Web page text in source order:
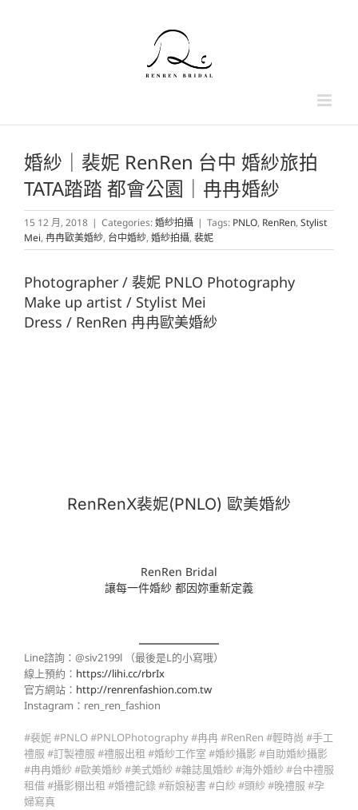
婚紗｜裴妮 RenRen 台中 婚紗旅拍
TATA踏踏 都會公園｜冉冉婚紗
15 12 月, 2018 | Categories:婚紗拍攝 | Tags: PNLO, RenRen, Stylist
Mei, 冉冉歐美婚紗, 台中婚紗, 婚紗拍攝, 裴妮
Photographer / 裴妮 PNLO Photography​
Make up artist / Stylist Mei
Dress / RenRen 冉冉歐美婚紗
RenRenX裴妮(PNLO) 歐美婚紗
RenRen Bridal
讓每一件婚紗 都因妳重新定義
Line諮詢：@siv2199l （最後是L的小寫哦）
線上預約： https://lihi.cc/rbrIx
官方網站： http://renrenfashion.com.tw
Instagram：ren_ren_fashion
#裴妮 #PNLO #PNLOPhotography #冉冉 #RenRen #輕時尚 #手工
禮服 #訂製禮服 #禮服出租 #婚紗工作室 #婚紗攝影 #自助婚紗攝影
#冉冉婚紗 #歐美婚紗 #美式婚紗 #雜誌風婚紗 #海外婚紗 #台中禮服
租借 #攝影棚出租 #婚禮記錄 #新娘秘書 #白紗 #頭紗 #晚禮服 #孕
婦寫真